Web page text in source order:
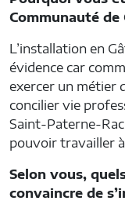
Communauté de
L’installation en
évidence car
exercer un métier
concilier vie
Saint-Paterne-
pouvoir travailler
Selon vous,
convaincre de